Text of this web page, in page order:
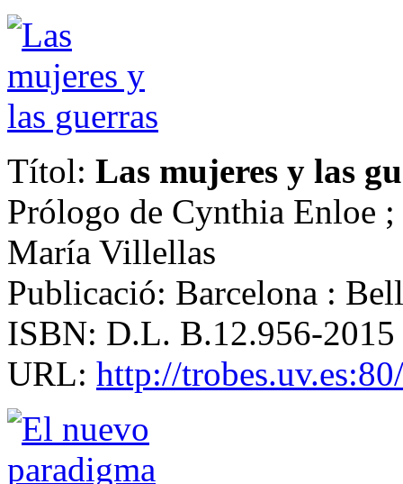
Títol: Las mujeres y las
Prólogo de Cynthia Enloe
María Villellas
Publicació: Barcelona :
ISBN: D.L. B.12.956-2015
URL: http://